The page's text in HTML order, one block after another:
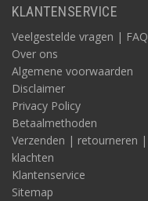
KLANTENSERVICE
Veelgestelde vragen | FAQ
Over ons
Algemene voorwaarden
Disclaimer
Privacy Policy
Betaalmethoden
Verzenden | retourneren |
klachten
Klantenservice
Sitemap